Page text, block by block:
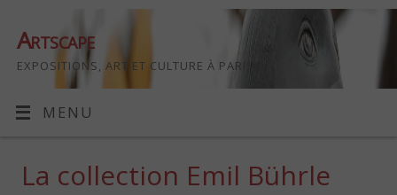
Artscape
EXPOSITIONS, ART ET CULTURE À PARIS
MENU
La collection Emil Bührle